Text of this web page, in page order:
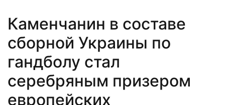
Каменчанин в составе
сборной Украины по
гандболу стал
серебряным призером
европейских